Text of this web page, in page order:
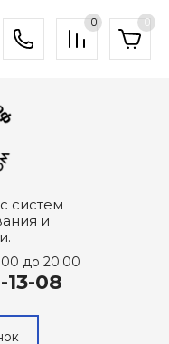
0 0
систем
и
до 20:00
13-08